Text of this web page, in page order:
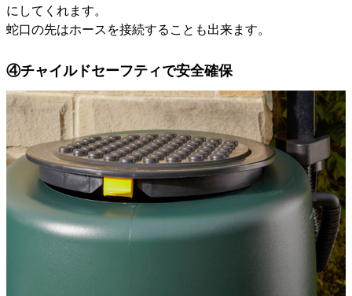
にしてくれます。
蛇口の先はホースを接続することも出来ます。
④チャイルドセーフティで安全確保